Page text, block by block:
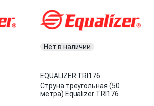
Нет в наличии
EQUALIZER·TRI176
Струна треугольная (50
метра) Equalizer TRI176